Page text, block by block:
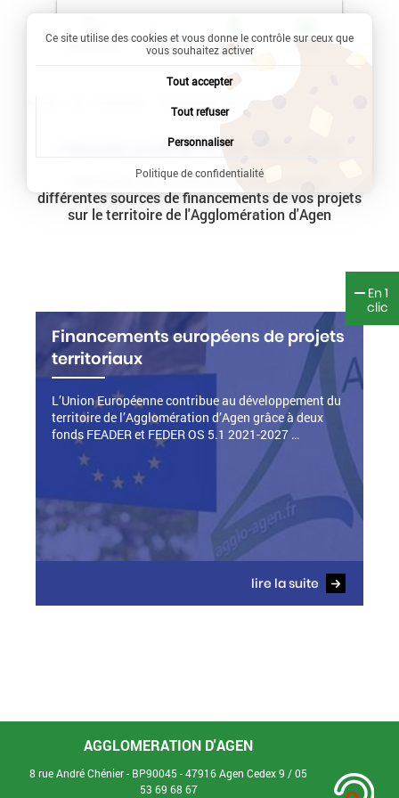
Recherche Profil Menu
En 1
clic
Financements de projets
FINANCEMENTS DE PROJETS
Retrouvez les informations utiles sur les
différentes sources de financements de vos projets
sur le territoire de l'Agglomération d'Agen
Financements européens de projets
territoriaux
L’Union Européenne contribue au développement du
territoire de l’Agglomération d’Agen grâce à deux
fonds FEADER et FEDER OS 5.1 2021-2027 …
lire la suite
AGGLOMERATION D'AGEN
8 rue André Chénier - BP90045 - 47916 Agen Cedex 9 /05
53 69 68 67
Ce site utilise des cookies et vous donne le contrôle sur ceux que
vous souhaitez activer
Tout accepter
Tout refuser
Personnaliser
Politique de confidentialité